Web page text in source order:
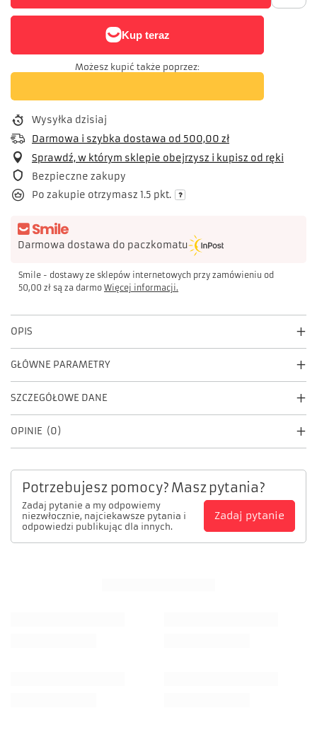
Możesz kupić także poprzez:
Wysyłka dzisiaj
Darmowa i szybka dostawa od 500,00 zł
Sprawdź, w którym sklepie obejrzysz i kupisz od ręki
Bezpieczne zakupy
Po zakupie otrzymasz 1.5 pkt.
Darmowa dostawa do paczkomatu
Smile - dostawy ze sklepów internetowych przy zamówieniu od
50,00 zł są za darmo Więcej informacji.
OPIS
GŁÓWNE PARAMETRY
SZCZEGÓŁOWE DANE
OPINIE (0)
Potrzebujesz pomocy? Masz pytania?
Zadaj pytanie a my odpowiemy
niezwłocznie, najciekawsze pytania i
odpowiedzi publikując dla innych.
Zadaj pytanie